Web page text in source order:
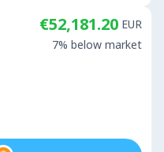
€52,181.20 EUR
7% below market